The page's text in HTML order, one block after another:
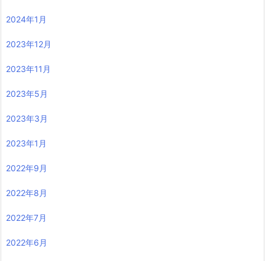
2024年1月
2023年12月
2023年11月
2023年5月
2023年3月
2023年1月
2022年9月
2022年8月
2022年7月
2022年6月